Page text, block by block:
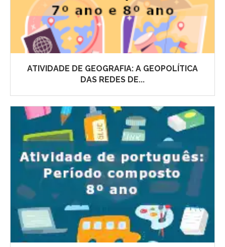
ATIVIDADE DE GEOGRAFIA: A GEOPOLÍTICA
DAS REDES DE...